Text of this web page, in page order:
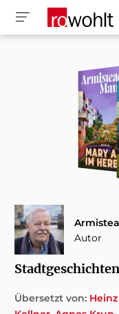
Autor
Stadtgeschichten
Übersetzt von: